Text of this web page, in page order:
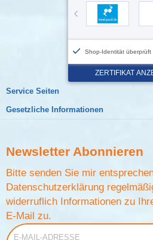
Service Seiten
Gesetzliche Informationen
Newsletter Abonnieren
Bitte senden Sie mir
Datenschutzerklärung
widerruflich Informationen zu
E-Mail zu.
E-Mail-Adresse